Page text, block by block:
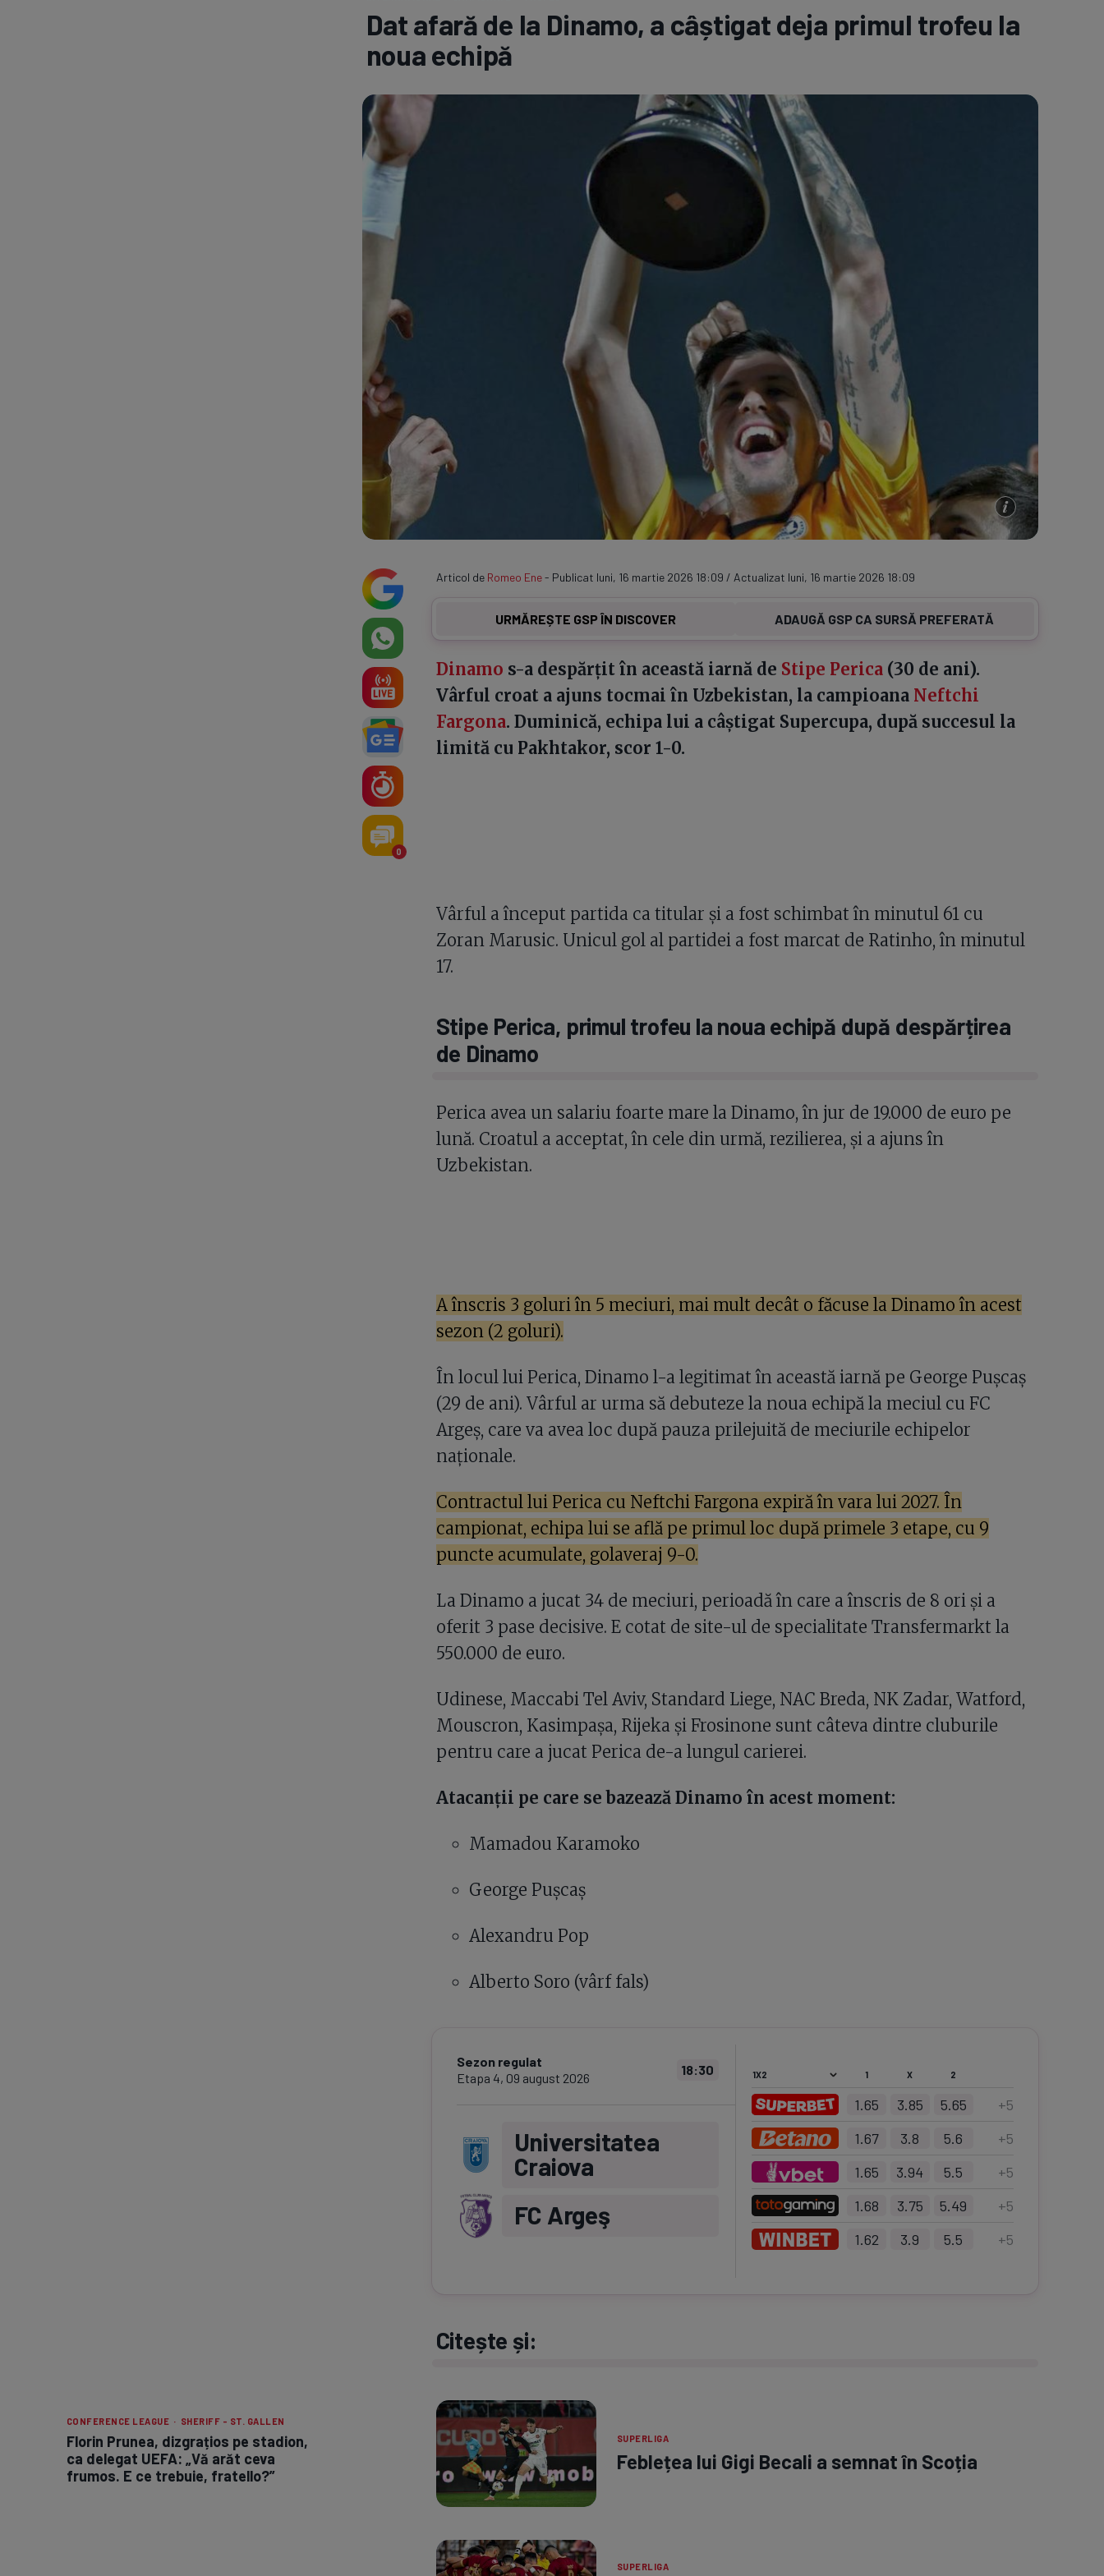
Serie A
Echipe Clasament
Dat afară de la Dinamo, a câștigat deja primul trofeu la
noua echipă
CONFERENCE LEAGUE · SHERIFF - ST. GALLEN
Florin Prunea, dizgrațios pe stadion,
ca delegat UEFA: „Vă arăt ceva
frumos. E ce trebuie, fratello?”
0
Articol de Romeo Ene- Publicat luni, 16 martie 2026 18:09 / Actualizat luni, 16 martie 2026 18:09
URMĂREȘTE GSP ÎN DISCOVER ADAUGĂ GSP CA SURSĂ PREFERATĂ
Dinamo s-a despărțit în această iarnă de Stipe Perica(30 de ani).
Vârful croat a ajuns tocmai în Uzbekistan, la campioana Neftchi
Fargona. Duminică, echipa lui a câștigat Supercupa, după succesul la
limită cu Pakhtakor, scor 1-0.
Vârful a început partida ca titular și a fost schimbat în minutul 61 cu
Zoran Marusic. Unicul gol al partidei a fost marcat de Ratinho, în minutul
17.
Stipe Perica, primul trofeu la noua echipă după despărțirea
de Dinamo
Perica avea un salariu foarte mare la Dinamo, în jur de 19.000 de euro pe
lună. Croatul a acceptat, în cele din urmă, rezilierea, și a ajuns în
Uzbekistan.
A înscris 3 goluri în 5 meciuri, mai mult decât o făcuse la Dinamo în acest
sezon (2 goluri).
În locul lui Perica, Dinamo l-a legitimat în această iarnă pe George Pușcaș
(29 de ani). Vârful ar urma să debuteze la noua echipă la meciul cu FC
Argeș, care va avea loc după pauza prilejuită de meciurile echipelor
naționale.
Contractul lui Perica cu Neftchi Fargona expiră în vara lui 2027. În
campionat, echipa lui se află pe primul loc după primele 3 etape, cu 9
puncte acumulate, golaveraj 9-0.
La Dinamo a jucat 34 de meciuri, perioadă în care a înscris de 8 ori și a
oferit 3 pase decisive. E cotat de site-ul de specialitate Transfermarkt la
550.000 de euro.
Udinese, Maccabi Tel Aviv, Standard Liege, NAC Breda, NK Zadar, Watford,
Mouscron, Kasimpașa, Rijeka și Frosinone sunt câteva dintre cluburile
pentru care a jucat Perica de-a lungul carierei.
Atacanții pe care se bazează Dinamo în acest moment:
Mamadou Karamoko
George Pușcaș
Alexandru Pop
Alberto Soro (vârf fals)
Sezon regulat
Etapa 4, 09 august 2026
18:30
Universitatea
Craiova
FC Argeş
1 X 2
1.65 3.85 5.65 +5
1.67
3.8 5.6 +5
1.65
3.94 5.5 +5
1.68
3.75 5.49 +5
1.62
3.9 5.5 +5
Citește și:
SUPERLIGA
Feblețea lui Gigi Becali a semnat în Scoția
SUPERLIGA